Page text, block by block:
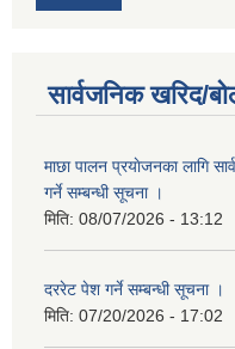
सार्वजनिक खरिद/
माछा पालन प्रयाेजनका लागि
गर्ने सम्बन्धी सूचना ।
मिति: 08/07/2026 - 13:12
दररेट पेश गर्ने सम्बन्धी सूचना ।
मिति: 07/20/2026 - 17:02